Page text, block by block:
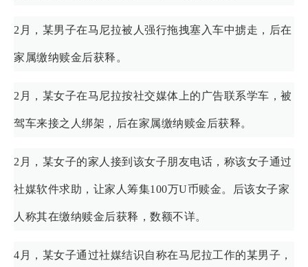
2月，某男子在马尼拉被人强行拖拽塞入车中掳走，后在
家属缴纳赎金后获释。
2月，某女子在马尼拉按社交媒体上的广告联系学车，被
驾车来接之人绑架，后在家属缴纳赎金后获释。
2月，某女子的家人接到该女子朋友电话，称该女子通过
社媒软件求助，让家人筹集100万U币赎金。后该女子家
人称其在缴纳赎金后获释，数额不详。
4月，某女子通过社媒结识自称在马尼拉工作的某男子，